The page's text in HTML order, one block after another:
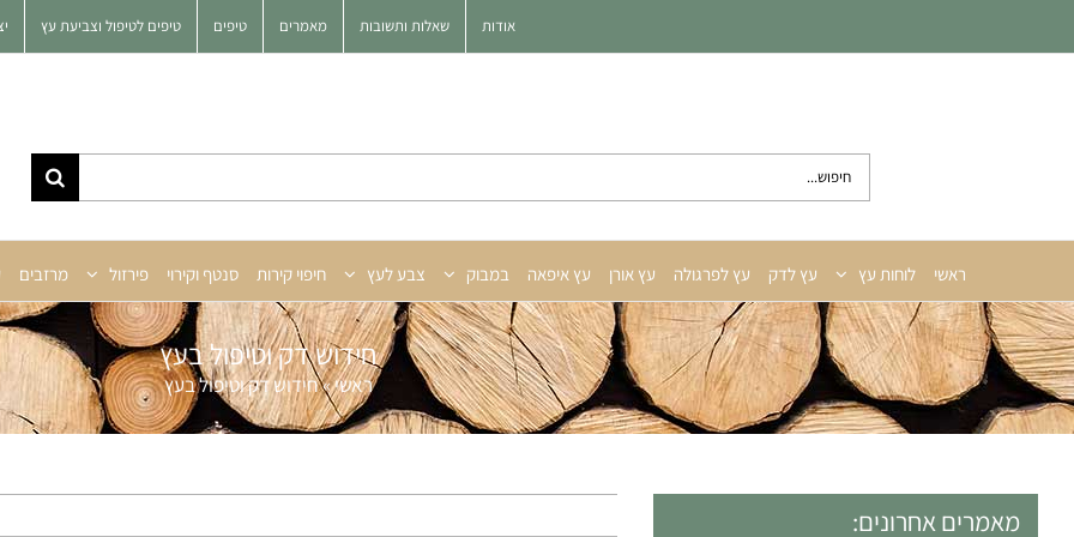
אודות שאלות ותשובות מאמרים טיפים טיפים לטיפול וצביעת עץ
חיפוש...
ראשי לוחות עץ עץ לדק עץ לפרגולה עץ אורן עץ איפאה במבוק צבע לעץ חיפוי קירות סנטף וקירוי פירזול מרזבים
חידוש דק וטיפול בעץ
ראשי»חידוש דק וטיפול בעץ
מאמרים אחרונים: